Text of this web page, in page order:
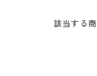
該当する